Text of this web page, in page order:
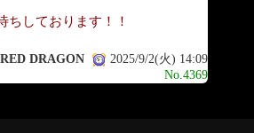
ちしております！！
DRAGON
2025/9/2(火) 14:09
No.4369